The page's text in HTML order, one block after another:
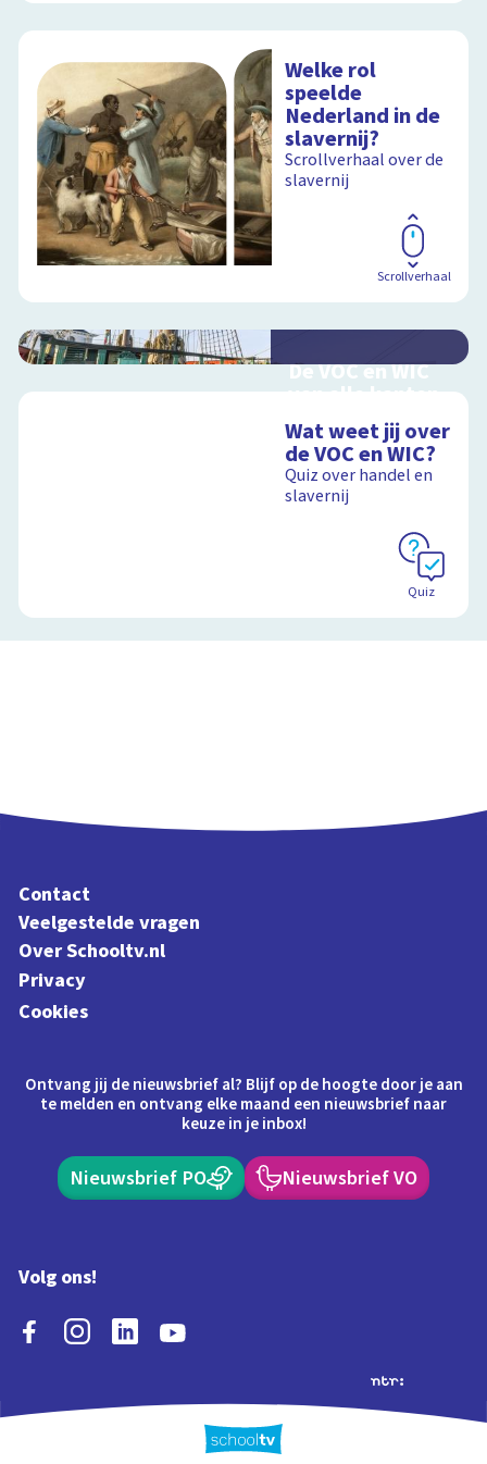
Welke rol
speelde
Nederland in de
slavernij?
Scrollverhaal over de
slavernij
Scrollverhaal
De VOC en WIC
van alle kanten
over zee
Wat weet jij over
de VOC en WIC?
Quiz over handel en
slavernij
Quiz
Contact
Veelgestelde vragen
Over Schooltv.nl
Privacy
Cookies
Ontvang jij de nieuwsbrief al? Blijf op de hoogte door je aan
te melden en ontvang elke maand een nieuwsbrief naar
keuze in je inbox!
Nieuwsbrief PO Nieuwsbrief VO
Volg ons!